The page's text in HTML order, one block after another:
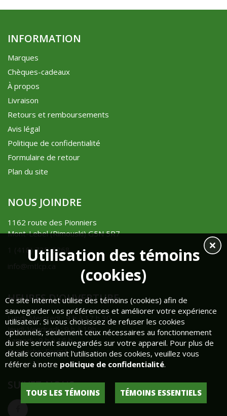
INFORMATION
Marques
Chèques-cadeaux
À propos
Livraison
Retours et remboursements
Avis légal
Politique de confidentialité
Formulaire de retour
Plan du site
NOUS JOINDRE
1162 route des Pionniers
Mont-Lebel (Rimouski) G5N 5R7
1 (418) 735-5268
HEURES D'OUVERTURE
Lundi-Mercredi : 9 h à 17 h 30
Jeudi-Vendredi : 9 h à 19h
Samedi : 9 h à 16 h
Dimanche: Fermé
SUIVEZ-NOUS
Utilisation des témoins
(cookies)
Ce site Internet utilise des témoins (cookies) afin de
sauvegarder vos préférences et améliorer votre expérience
utilisateur. Si vous choisissez de refuser les cookies
optionnels, seulement ceux nécessaires au fonctionnement
du site seront sauvegardés sur votre appareil. Pour plus de
détails concernant l'utilisation des cookies, veuillez vous
référer à notre politique de confidentialité.
TOUS LES TÉMOINS TÉMOINS ESSENTIELS